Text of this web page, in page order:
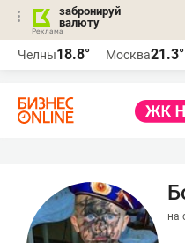
забронируй
валюту
Челны18.8° Москва21.3°
на